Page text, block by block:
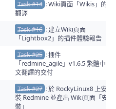
Task #14 : Wiki頁面「Wikis」的
翻譯
Task #16 : 建立Wiki頁面
「Lightbox2」的插件體驗報告
Task #25 : 插件
「redmine_agile」v1.6.5 繁體中
文翻譯的交付
Task #27 : 於 RockyLinux8 上安
裝 Redmine 並產出 Wiki頁面「安
裝」